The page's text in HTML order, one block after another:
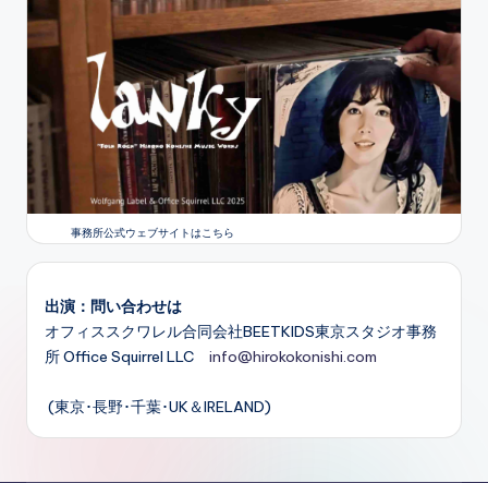
事務所公式ウェブサイトはこちら
出演：問い合わせは
オフィススクワレル合同会社BEETKIDS東京スタジオ事務
所 Office Squirrel LLC info@hirokokonishi.com
(東京･長野･千葉･UK＆IRELAND)